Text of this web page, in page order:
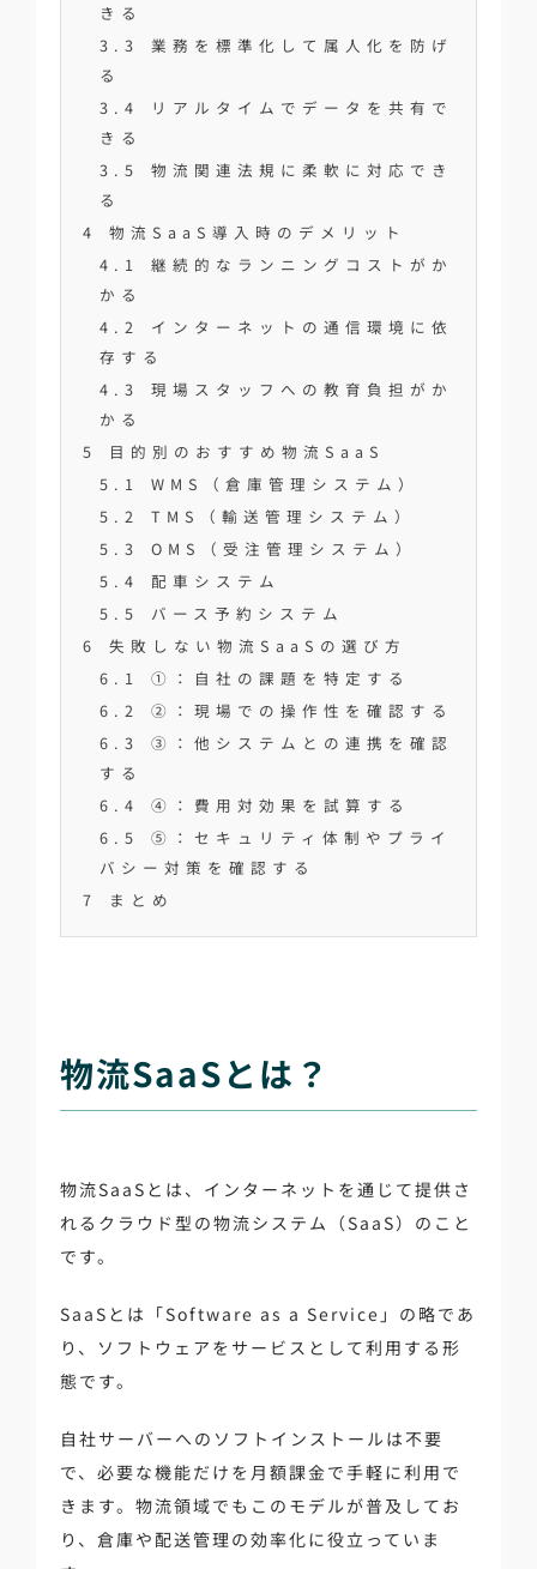
きる
3.3
業務を標準化して属人化を防げ
る
3.4
リアルタイムでデータを共有で
きる
3.5
物流関連法規に柔軟に対応でき
る
4
物流SaaS導入時のデメリット
4.1
継続的なランニングコストがか
かる
4.2
インターネットの通信環境に依
存する
4.3
現場スタッフへの教育負担がか
かる
5
目的別のおすすめ物流SaaS
5.1
WMS（倉庫管理システム）
5.2
TMS（輸送管理システム）
5.3
OMS（受注管理システム）
5.4
配車システム
5.5
バース予約システム
6
失敗しない物流SaaSの選び方
6.1
①：自社の課題を特定する
6.2
②：現場での操作性を確認する
6.3
③：他システムとの連携を確認
する
6.4
④：費用対効果を試算する
6.5
⑤：セキュリティ体制やプライ
バシー対策を確認する
7
まとめ
物流SaaSとは？
物流SaaSとは、インターネットを通じて提供さ
れるクラウド型の物流システム（SaaS）のこと
です。
SaaSとは「Software as a Service」の略であ
り、ソフトウェアをサービスとして利用する形
態です。
自社サーバーへのソフトインストールは不要
で、必要な機能だけを月額課金で手軽に利用で
きます。物流領域でもこのモデルが普及してお
り、倉庫や配送管理の効率化に役立っていま